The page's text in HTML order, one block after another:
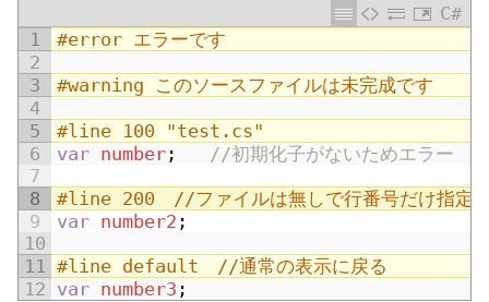
C#
1
2
3
4
5
6
7
8
9
10
11
12
#error エラーです
#warning このソースファイルは未完成です
#line 100 "test.cs"
var number ; //初期化子がないためエラー
#line 200　//ファイルは無しで行番号だけ指定
var number2 ;
#line default　//通常の表示に戻る
var number3 ;